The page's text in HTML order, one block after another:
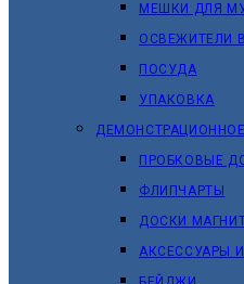
МЕШКИ ДЛЯ
ОСВЕЖИТЕЛИ
ПОСУДА
УПАКОВКА
ПРОБКОВЫЕ
ФЛИПЧАРТЫ
ДОСКИ
АКСЕССУАРЫ